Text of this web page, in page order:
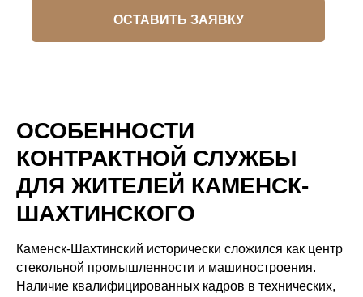
ОСТАВИТЬ ЗАЯВКУ
ОСОБЕННОСТИ
КОНТРАКТНОЙ СЛУЖБЫ
ДЛЯ ЖИТЕЛЕЙ КАМЕНСК-
ШАХТИНСКОГО
Каменск-Шахтинский исторически сложился как центр
стекольной промышленности и машиностроения.
Наличие квалифицированных кадров в технических,